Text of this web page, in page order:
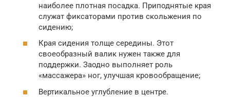
наиболее плотная посадка. Приподнятые края
служат фиксаторами против скольжения по
сидению;
Края сидения толще середины. Этот
своеобразный валик нужен также для
поддержки. Заодно выполняет роль
«массажера» ног, улучшая кровообращение;
Вертикальное углубление в центре.